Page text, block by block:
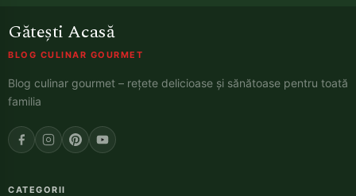
Gătești Acasă
BLOG CULINAR GOURMET
Blog culinar gourmet – rețete delicioase și sănătoase pentru toată
familia
CATEGORII